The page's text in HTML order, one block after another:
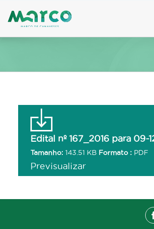
to
Edital nº 167_2016 para 09-
Tamanho: 143.51 KB Formato : PDF
Previsualizar